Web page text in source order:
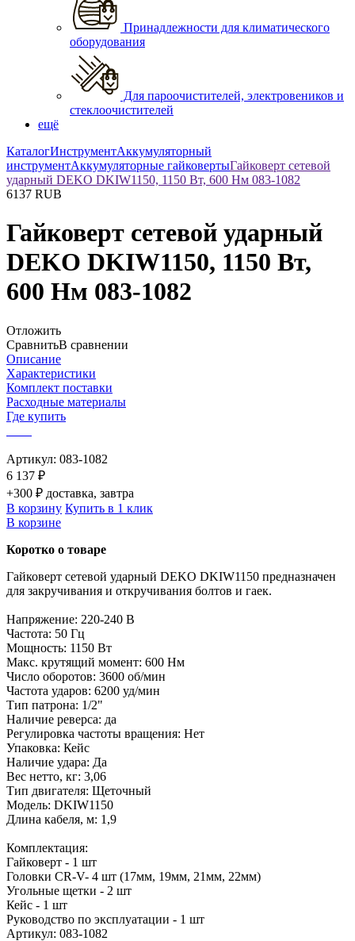
Принадлежности для климатического
оборудования
Для пароочистителей, электровеников и
стеклоочистителей
ещё
КаталогИнструментАккумуляторный
инструментАккумуляторные гайковертыГайковерт сетевой
ударный DEKO DKIW1150, 1150 Вт, 600 Нм 083-1082
6137 RUB
Гайковерт сетевой ударный
DEKO DKIW1150, 1150 Вт,
600 Нм 083-1082
Отложить
СравнитьВ сравнении
Описание
Характеристики
Комплект поставки
Расходные материалы
Где купить
Артикул: 083-1082
6 137 ₽
+300 ₽ доставка, завтра
В корзину Купить в 1 клик
В корзине
Коротко о товаре
Гайковерт сетевой ударный DEKO DKIW1150 предназначен
для закручивания и откручивания болтов и гаек.
Напряжение: 220-240 В
Частота: 50 Гц
Мощность: 1150 Вт
Макс. крутящий момент: 600 Нм
Число оборотов: 3600 об/мин
Частота ударов: 6200 уд/мин
Тип патрона: 1/2"
Наличие реверса: да
Регулировка частоты вращения: Нет
Упаковка: Кейс
Наличие удара: Да
Вес нетто, кг: 3,06
Тип двигателя: Щеточный
Модель: DKIW1150
Длина кабеля, м: 1,9
Комплектация:
Гайковерт - 1 шт
Головки CR-V- 4 шт (17мм, 19мм, 21мм, 22мм)
Угольные щетки - 2 шт
Кейс - 1 шт
Руководство по эксплуатации - 1 шт
Артикул: 083-1082